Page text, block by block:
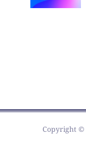
Copyright ©